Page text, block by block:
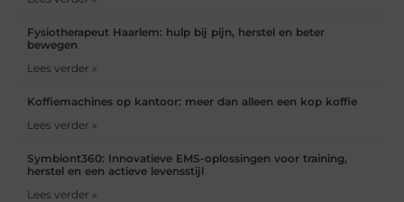
Fysiotherapeut Haarlem: hulp bij pijn, herstel en beter
bewegen
Lees verder »
Koffiemachines op kantoor: meer dan alleen een kop koffie
Lees verder »
Symbiont360: Innovatieve EMS-oplossingen voor training,
herstel en een actieve levensstijl
Lees verder »